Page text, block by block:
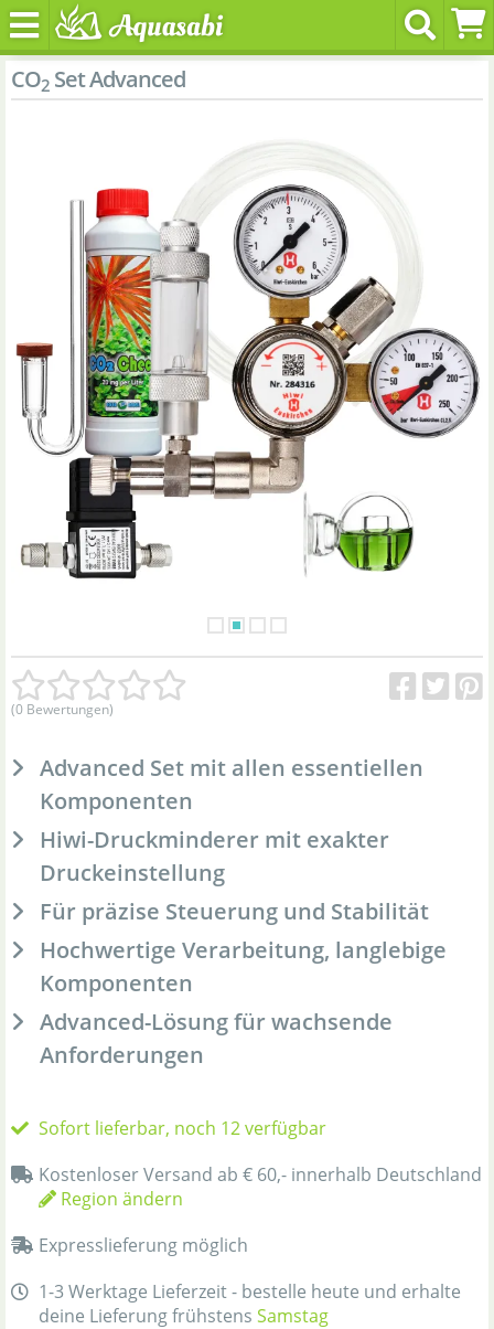
CO2 Set Advanced
(0 Bewertungen)
Advanced Set mit allen essentiellen
Komponenten
Hiwi-Druckminderer mit exakter
Druckeinstellung
Für präzise Steuerung und Stabilität
Hochwertige Verarbeitung, langlebige
Komponenten
Advanced-Lösung für wachsende
Anforderungen
Sofort lieferbar, noch 12 verfügbar
Kostenloser Versand ab € 60,- innerhalb Deutschland
Region ändern
Expresslieferung möglich
1-3 Werktage Lieferzeit - bestelle heute und erhalte
deine Lieferung frühstens Samstag